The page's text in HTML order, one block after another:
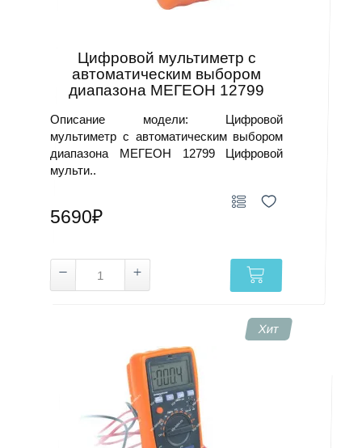
Цифровой мультиметр с
автоматическим выбором
диапазона МЕГЕОН 12799
Описание модели: Цифровой
мультиметр с автоматическим выбором
диапазона МЕГЕОН 12799 Цифровой
мульти..
5690₽
Хит